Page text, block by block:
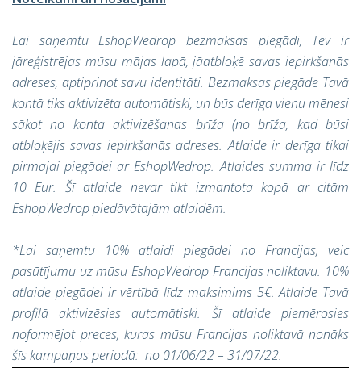
Lai saņemtu EshopWedrop bezmaksas piegādi, Tev ir
jāreģistrējas mūsu mājas lapā, jāatbloķē savas iepirkšanās
adreses, aptiprinot savu identitāti. Bezmaksas piegāde Tavā
kontā tiks aktivizēta automātiski, un būs derīga vienu mēnesi
sākot no konta aktivizēšanas brīža (no brīža, kad būsi
atbloķējis savas iepirkšanās adreses. Atlaide ir derīga tikai
pirmajai piegādei ar EshopWedrop. Atlaides summa ir līdz
10 Eur. Šī atlaide nevar tikt izmantota kopā ar citām
EshopWedrop piedāvātajām atlaidēm.
*Lai saņemtu 10% atlaidi piegādei no Francijas, veic
pasūtījumu uz mūsu EshopWedrop Francijas noliktavu. 10%
atlaide piegādei ir vērtībā līdz maksimims 5€. Atlaide Tavā
profilā aktivizēsies automātiski. Šī atlaide piemērosies
noformējot preces, kuras mūsu Francijas noliktavā nonāks
šīs kampaņas periodā: no 01/06/22 – 31/07/22.